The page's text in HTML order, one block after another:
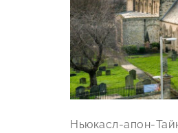
Ньюкасл-апон-